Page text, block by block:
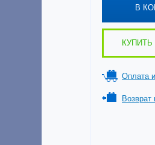
В
КУПИТЬ
Оплата
Возврат